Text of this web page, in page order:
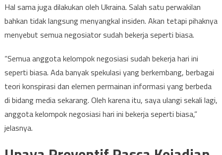
Hal sama juga dilakukan oleh Ukraina. Salah satu perwakilan
bahkan tidak langsung menyangkal insiden. Akan tetapi pihaknya
menyebut semua negosiator sudah bekerja seperti biasa.
“Semua anggota kelompok negosiasi sudah bekerja hari ini
seperti biasa. Ada banyak spekulasi yang berkembang, berbagai
teori konspirasi dan elemen permainan informasi yang berbeda
di bidang media sekarang. Oleh karena itu, saya ulangi sekali lagi,
anggota kelompok negosiasi hari ini bekerja seperti biasa,”
jelasnya.